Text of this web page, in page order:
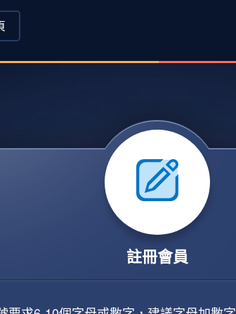
註冊會員